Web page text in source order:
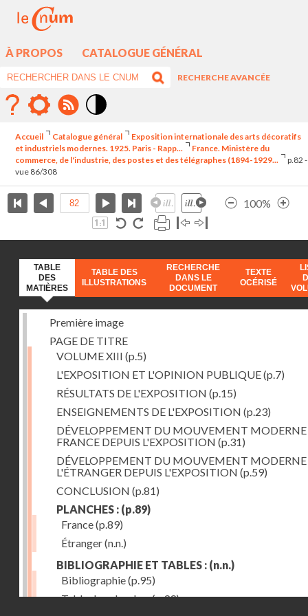
À PROPOS CATALOGUE GÉNÉRAL
RECHERCHE AVANCÉE
élévé
Accueil Catalogue général
Exposition internationale des arts décoratifs
et industriels modernes. 1925. Paris - Rapp...
France. Ministère du
commerce, de l'industrie, des postes et des télégraphes (1894-1929...
p.82 -
vue 86/308
100%
TABLE
DES
MATIÈRES
TABLE DES
ILLUSTRATIONS
RECHERCHE
DANS LE
DOCUMENT
TEXTE
OCÉRISÉ
Première image
PAGE DE TITRE
VOLUME XIII (p.5)
L'EXPOSITION ET L'OPINION PUBLIQUE(p.7)
RÉSULTATS DE L'EXPOSITION (p.15)
ENSEIGNEMENTS DE L'EXPOSITION (p.23)
DÉVELOPPEMENT DU MOUVEMENT
FRANCE DEPUIS L'EXPOSITION (p.31)
DÉVELOPPEMENT DU MOUVEMENT
L'ÉTRANGER DEPUIS L'EXPOSITION (p.59)
CONCLUSION (p.81)
PLANCHES : (p.89)
France(p.89)
Étranger(n.n.)
BIBLIOGRAPHIE ET TABLES : (n.n.)
Bibliographie(p.95)
Table des planches(p.99)